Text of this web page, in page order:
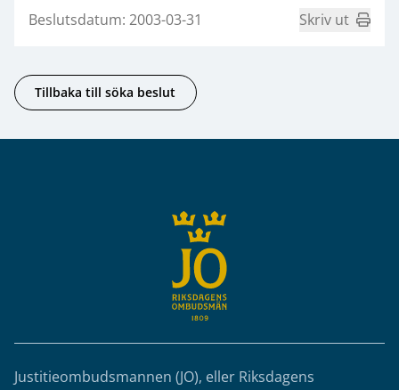
Beslutsdatum: 2003-03-31 Skriv ut
Tillbaka till söka beslut
Justitieombudsmannen (JO), eller Riksdagens